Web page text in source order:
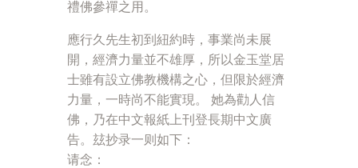
禮佛參禪之用。
應行久先生初到紐約時，事業尚未展
開，經濟力量並不雄厚，所以金玉堂居
士雖有設立佛教機構之心，但限於經濟
力量，一時尚不能實現。 她為勸人信
佛，乃在中文報紙上刊登長期中文廣
告。玆抄录一则如下：
请念：